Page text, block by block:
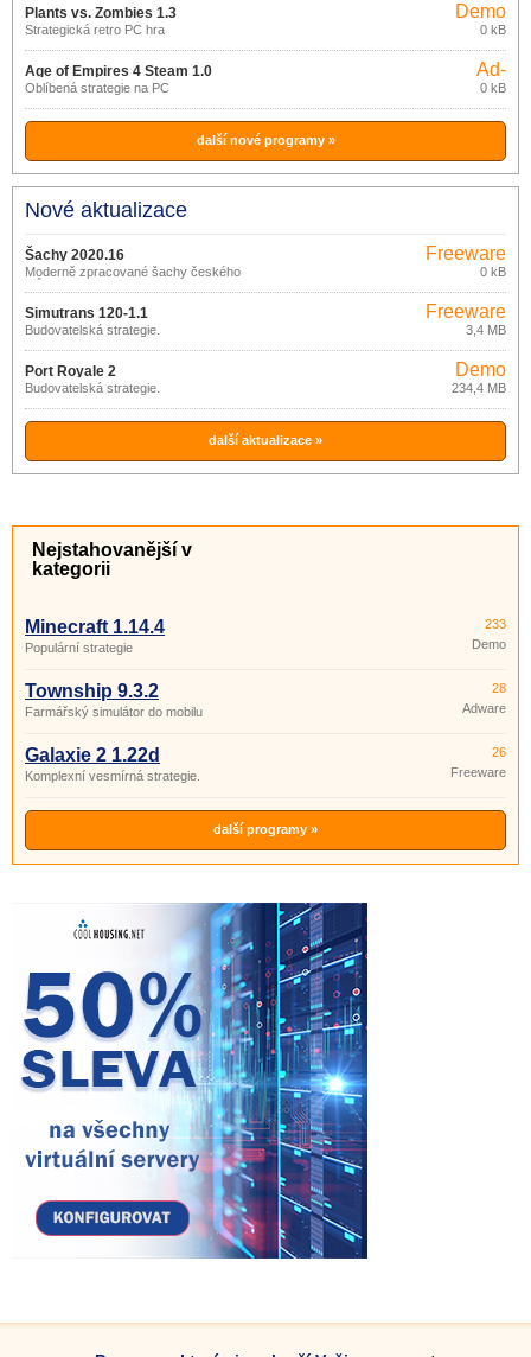
Plants vs. Zombies 1.3
Strategická retro PC hra
Demo
0 kB
Age of Empires 4 Steam 1.0
Oblíbená strategie na PC
Ad-
supported
0 kB
další nové programy »
Nové aktualizace
Šachy 2020.16
Moderně zpracované šachy českého
tvůrce
Freeware
0 kB
Simutrans 120-1.1
Budovatelská strategie.
Freeware
3,4 MB
Port Royale 2
Budovatelská strategie.
Demo
234,4 MB
další aktualizace »
Nejstahovanější v
kategorii
Minecraft 1.14.4
Populární strategie
233
Demo
Township 9.3.2
Farmářský simulátor do mobilu
28
Adware
Galaxie 2 1.22d
Komplexní vesmírná strategie.
26
Freeware
další programy »